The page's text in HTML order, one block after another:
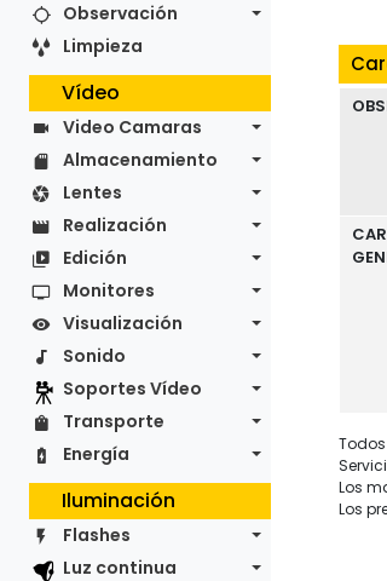
Observación
Limpieza
Vídeo
Video Camaras
Almacenamiento
Lentes
Realización
Edición
Monitores
Visualización
Sonido
Soportes Vídeo
Transporte
Energía
Iluminación
Flashes
Luz continua
Los
Los